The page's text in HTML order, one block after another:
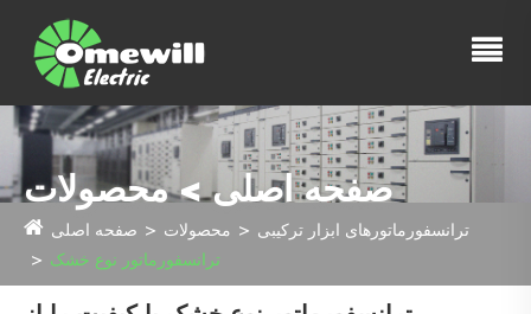
صفحه اصلی > محصولات
صفحه اصلی محصولات
ترانسفورماتورهای ابزار ترکیبی
ترانسفورماتور نوع خشک